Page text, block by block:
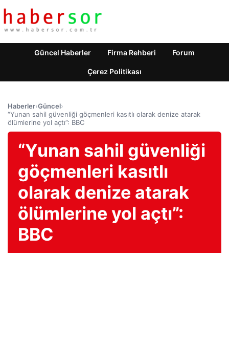
Güncel Haberler Firma Rehberi Forum
Çerez Politikası
Haberler›Güncel›
“Yunan sahil güvenliği göçmenleri kasıtlı olarak denize atarak
ölümlerine yol açtı”: BBC
“Yunan sahil güvenliği
göçmenleri kasıtlı
olarak denize atarak
ölümlerine yol açtı”:
BBC